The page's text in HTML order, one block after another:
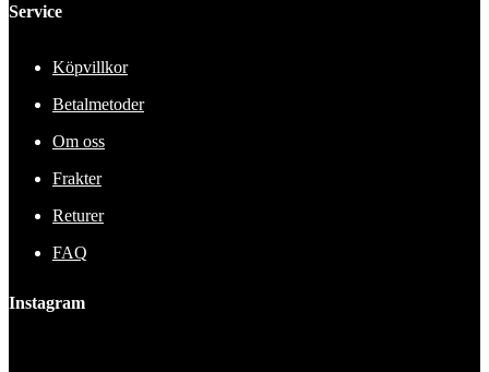
Service
Köpvillkor
Betalmetoder
Om oss
Frakter
Returer
FAQ
Instagram